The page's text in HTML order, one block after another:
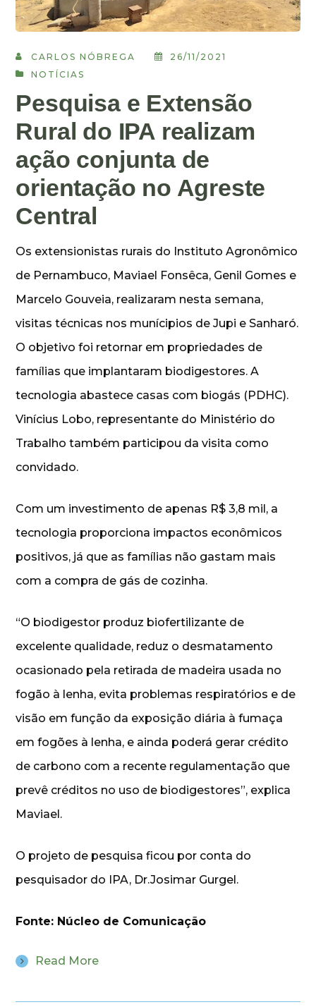
CARLOS NÓBREGA
26/11/2021
NOTÍCIAS
Pesquisa e Extensão
Rural do IPA realizam
ação conjunta de
orientação no Agreste
Central
Os extensionistas rurais do Instituto Agronômico
de Pernambuco, Maviael Fonsêca, Genil Gomes e
Marcelo Gouveia, realizaram nesta semana,
visitas técnicas nos munícipios de Jupi e Sanharó.
O objetivo foi retornar em propriedades de
famílias que implantaram biodigestores. A
tecnologia abastece casas com biogás (PDHC).
Vinícius Lobo, representante do Ministério do
Trabalho também participou da visita como
convidado.
Com um investimento de apenas R$ 3,8 mil, a
tecnologia proporciona impactos econômicos
positivos, já que as famílias não gastam mais
com a compra de gás de cozinha.
“O biodigestor produz biofertilizante de
excelente qualidade, reduz o desmatamento
ocasionado pela retirada de madeira usada no
fogão à lenha, evita problemas respiratórios e de
visão em função da exposição diária à fumaça
em fogões à lenha, e ainda poderá gerar crédito
de carbono com a recente regulamentação que
prevê créditos no uso de biodigestores”, explica
Maviael.
O projeto de pesquisa ficou por conta do
pesquisador do IPA, Dr.Josimar Gurgel.
Fonte: Núcleo de Comunicação
Read More